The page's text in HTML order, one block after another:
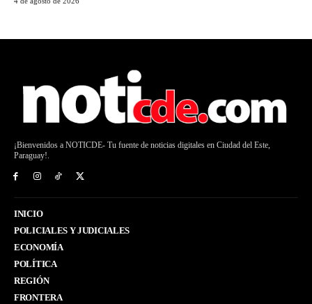
¡Bienvenidos a NOTICDE- Tu fuente de noticias digitales en Ciudad del Este,
Paraguay!.
INICIO
POLICIALES Y JUDICIALES
ECONOMÍA
POLÍTICA
REGIÓN
FRONTERA